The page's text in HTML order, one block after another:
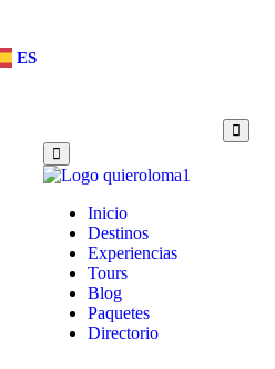
ES
Inicio
Destinos
Experiencias
Tours
Blog
Paquetes
Directorio